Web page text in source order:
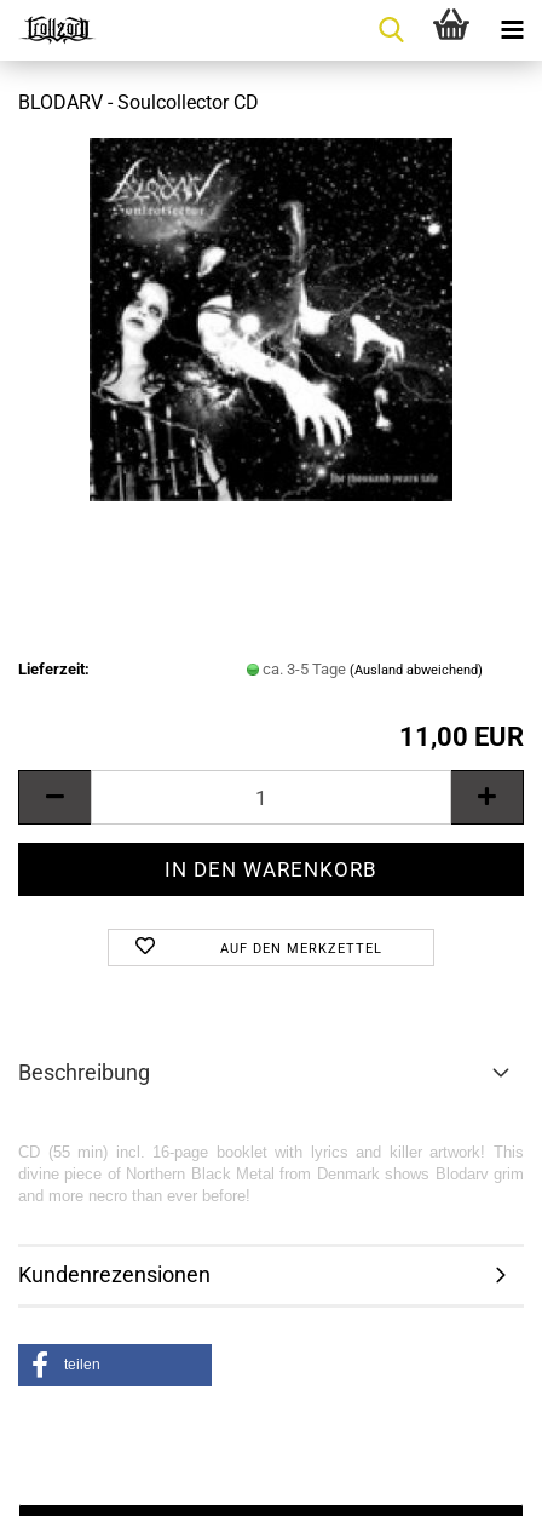
BLODARV - Soulcollector CD
Lieferzeit: ca. 3-5 Tage(Ausland abweichend)
11,00 EUR
AUF DEN MERKZETTEL
Beschreibung
CD (55 min) incl. 16-page booklet with lyrics and killer artwork! This
divine piece of Northern Black Metal from Denmark shows Blodarv grim
and more necro than ever before!
Kundenrezensionen
teilen